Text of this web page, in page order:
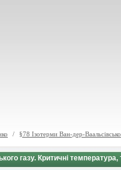
/ §78 Ізотерми Ван-дер-
газу. Критичні